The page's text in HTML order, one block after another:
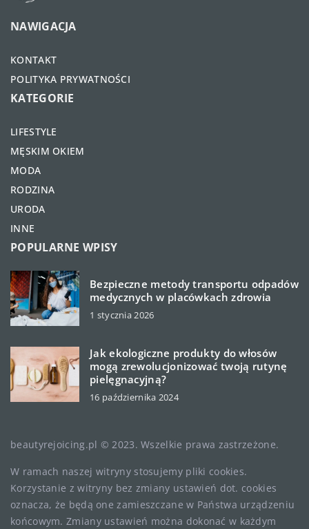
NAWIGACJA
KONTAKT
POLITYKA PRYWATNOŚCI
KATEGORIE
LIFESTYLE
MĘSKIM OKIEM
MODA
RODZINA
URODA
INNE
POPULARNE WPISY
Bezpieczne metody transportu odpadów
medycznych w placówkach zdrowia
1 stycznia 2026
Jak ekologiczne produkty do włosów
mogą zrewolucjonizować twoją rutynę
pielęgnacyjną?
16 października 2024
beautyrejoicing.pl © 2023. Wszelkie prawa zastrzeżone.
W ramach naszej witryny stosujemy pliki cookies.
Korzystanie z witryny bez zmiany ustawień dot. cookies
oznacza, że będą one zamieszczane w Państwa urządzeniu
końcowym. Zmiany ustawień można dokonać w każdym